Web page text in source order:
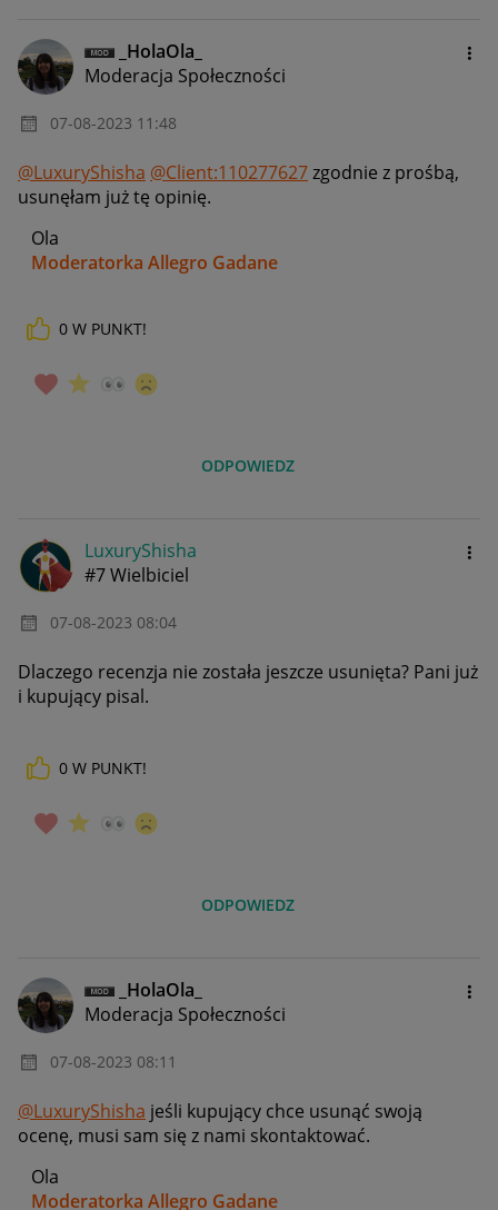
_HolaOla_
Moderacja Społeczności
‎07-08-2023 11:48
@LuxuryShisha @Client:110277627zgodnie z prośbą,
usunęłam już tę opinię.
Ola
Moderatorka Allegro Gadane
0 W PUNKT!
ODPOWIEDZ
LuxuryShisha
#7 Wielbiciel
‎07-08-2023 08:04
Dlaczego recenzja nie została jeszcze usunięta? Pani już
i kupujący pisal.
0 W PUNKT!
ODPOWIEDZ
_HolaOla_
Moderacja Społeczności
‎07-08-2023 08:11
@LuxuryShisha jeśli kupujący chce usunąć swoją
ocenę, musi sam się z nami skontaktować.
Ola
Moderatorka Allegro Gadane